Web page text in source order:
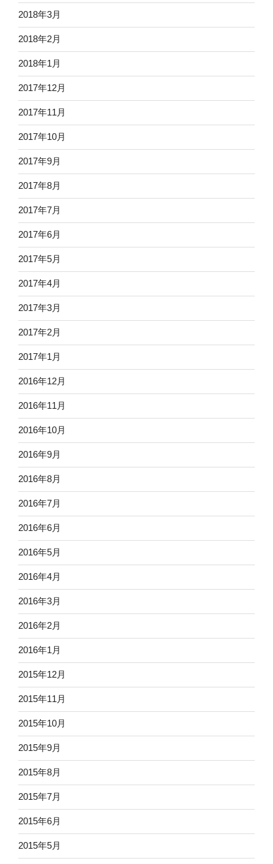
2018年3月
2018年2月
2018年1月
2017年12月
2017年11月
2017年10月
2017年9月
2017年8月
2017年7月
2017年6月
2017年5月
2017年4月
2017年3月
2017年2月
2017年1月
2016年12月
2016年11月
2016年10月
2016年9月
2016年8月
2016年7月
2016年6月
2016年5月
2016年4月
2016年3月
2016年2月
2016年1月
2015年12月
2015年11月
2015年10月
2015年9月
2015年8月
2015年7月
2015年6月
2015年5月